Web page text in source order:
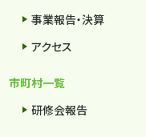
事業報告・決算
アクセス
市町村一覧
研修会報告